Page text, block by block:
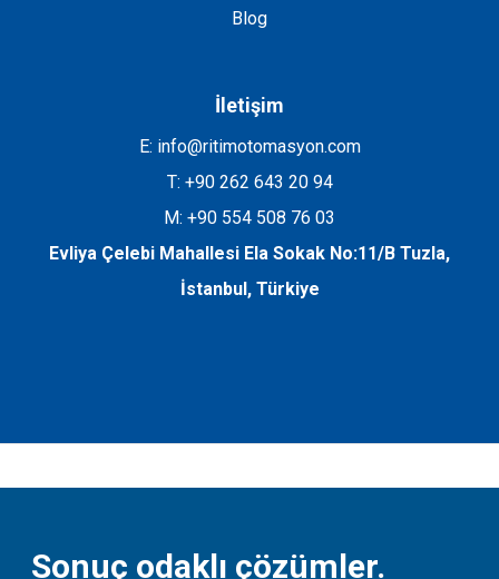
Blog
İletişim
E: info@ritimotomasyon.com
T: +90 262 643 20 94
M: +90 554 508 76 03
Evliya Çelebi Mahallesi Ela Sokak No:11/B Tuzla,
İstanbul, Türkiye
Sonuç odaklı çözümler.